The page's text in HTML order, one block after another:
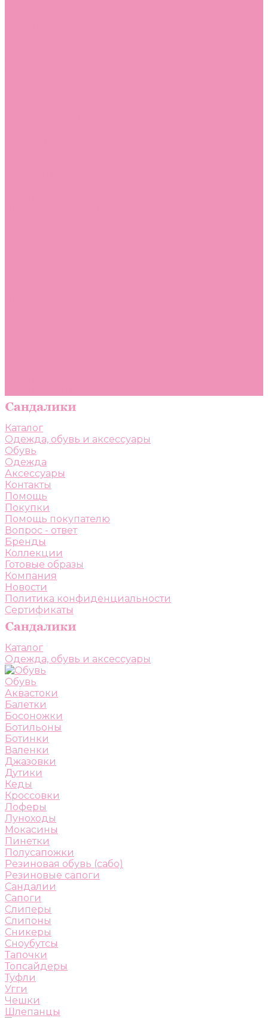
Каталог
Одежда, обувь и аксессуары
Обувь
Одежда
Аксессуары
Контакты
Помощь
Покупки
Помощь покупателю
Вопрос - ответ
Бренды
Коллекции
Готовые образы
Компания
Новости
Политика конфиденциальности
Сертификаты
Каталог
Одежда, обувь и аксессуары
Обувь
Аквастоки
Балетки
Босоножки
Ботильоны
Ботинки
Валенки
Джазовки
Дутики
Кеды
Кроссовки
Лоферы
Луноходы
Мокасины
Пинетки
Полусапожки
Резиновая обувь (сабо)
Резиновые сапоги
Сандалии
Сапоги
Слиперы
Слипоны
Сникеры
Сноубутсы
Тапочки
Топсайдеры
Туфли
Угги
Чешки
Шлепанцы